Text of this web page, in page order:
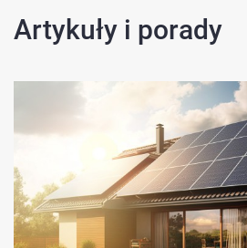
Artykuły i porady